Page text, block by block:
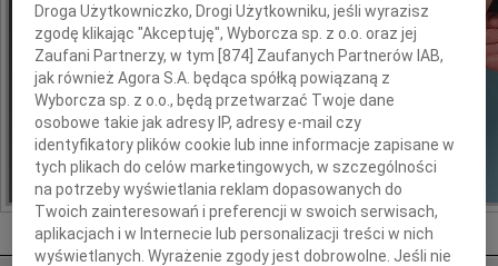
Jak ich zapamiętaliśmy? Serwis
odeszli.pl z Grupy Wyborcza, to
możliwość stworzenia unikalnego
wspomnienia. Dziel się nim z rodziną i
przyjaciółmi.
*ogłoszenie
Nekrologi Olsztyn
Droga Użytkowniczko, Drogi Użytkowniku, jeśli wyrazisz
zgodę klikając "Akceptuję", Wyborcza sp. z o.o. oraz jej
Zaufani Partnerzy, w tym [874 ] Zaufanych Partnerów IAB,
jak również Agora S.A. będąca spółką powiązaną z
Wyborcza sp. z o.o., będą przetwarzać Twoje dane
osobowe takie jak adresy IP, adresy e-mail czy
identyfikatory plików cookie lub inne informacje zapisane w
tych plikach do celów marketingowych, w szczególności
na potrzeby wyświetlania reklam dopasowanych do
Twoich zainteresowań i preferencji w swoich serwisach,
aplikacjach i w Internecie lub personalizacji treści w nich
wyświetlanych. Wyrażenie zgody jest dobrowolne. Jeśli nie